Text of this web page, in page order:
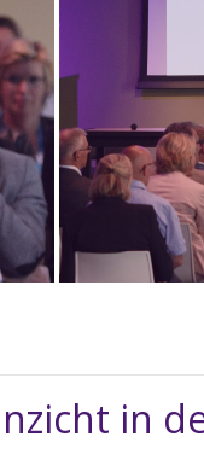
in